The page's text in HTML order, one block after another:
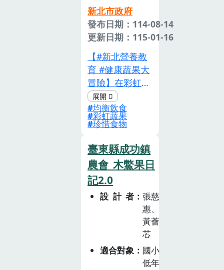
公民。同時，議
題具跨領域性，
經由不同領域／
科目加以探究，
有助學生統整各
領域的學習內
容，更能豐富與
促進核心素養的
養成。就學校教
育來說，「食農
教育」可說是當
代社會重要的新
興議題。「民以
食為天」，飲食
可以連結從「土
地到餐桌」的過
程，透過瞭解食
物的來源、食物
與在地的關係，
能依據個人需求
環境意識啟發。
該課程的設計核
心還在於引導學
的議題。課程將
探討如何減少水
產養殖對環境的
負面影響，並介
紹現代環保養殖
技術及循環經濟
生在日常生活中
選擇具責任感的
消費模式。整體
來說，這個課程
方案旨在培養學
生的綜合能力，
包含科學知識、
實際操作及環境
保護意識，讓他
新北市政府
發布日期：114-08-14
更新日期：115-01-16
【#新北營養教
育 #健康蔬果大
冒險】󠀠在彩虹小
鎮的神奇農場
裡，有一根瘦小
且沒精神的紅蘿
心自己在收成時
會被農夫遺忘，
但蔬果好朋友們
告訴他：只要蒐
集到代表多元營
養的「安貝菈彩
虹能量」，就能
發揮自己的健康
力量，變身為營
養滿分的安貝菈
均衡飲食
彩虹蔬果
珍惜食物
臺東縣成功鎮
農會_木鱉果日
記2.0
設計者
張慈
惠、
黃薈
芯
適合對象
國小
低年